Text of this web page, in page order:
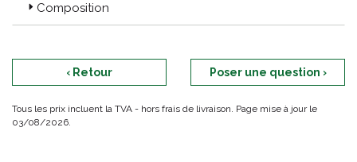
Composition
‹ Retour Poser une question ›
Tous les prix incluent la TVA - hors frais de livraison. Page mise à jour le
03/08/2026.